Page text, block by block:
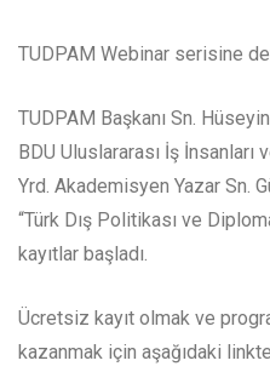
TUDPAM Webinar serisine
TUDPAM Başkanı Sn.
BDU Uluslararası İş
Yrd. Akademisyen Yazar Sn.
“Türk Dış Politikası ve
kayıtlar başladı.
Ücretsiz kayıt olmak ve
kazanmak için aşağıdaki